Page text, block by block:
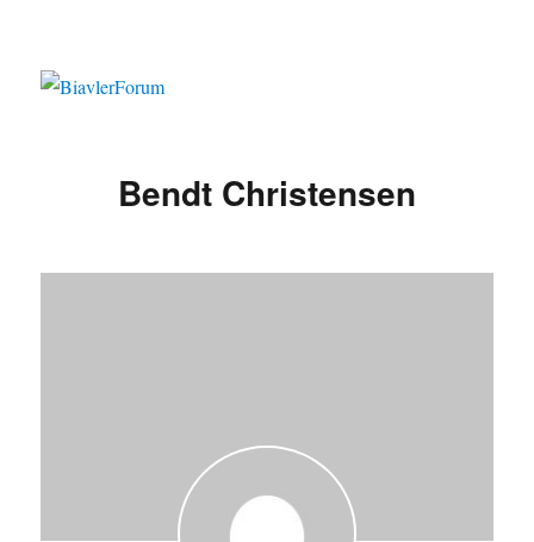
Bendt Christensen